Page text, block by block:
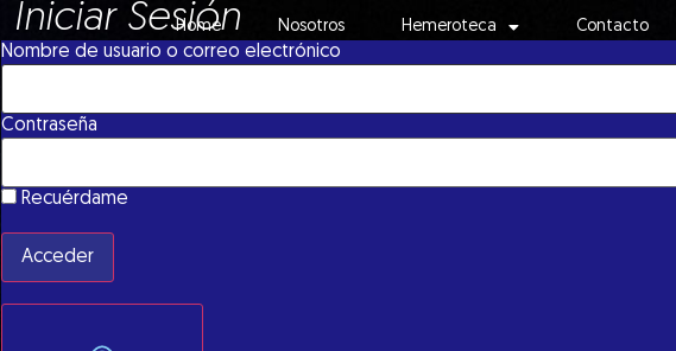
Home Nosotros Hemeroteca Contacto
Iniciar Sesión
Nombre de usuario o correo electrónico
Contraseña
Recuérdame